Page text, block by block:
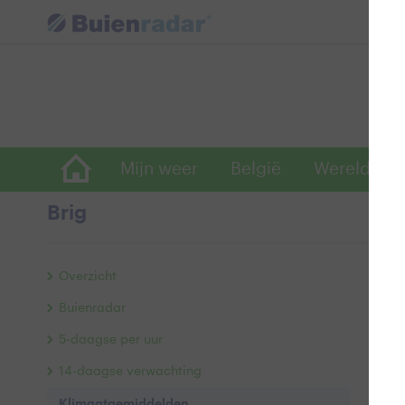
Mijn weer België Wereldwijd
Brig
Overzicht
Buienradar
5-daagse per uur
14-daagse verwachting